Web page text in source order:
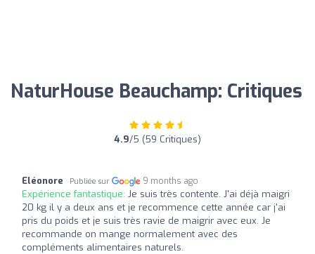
NaturHouse Beauchamp: Critiques
4.9/5 (59 Critiques)
Eléonore Publiée sur 9 months ago
Expérience fantastique: Je suis très contente. J'ai déjà maigri
20 kg il y a deux ans et je recommence cette année car j'ai
pris du poids et je suis très ravie de maigrir avec eux. Je
recommande on mange normalement avec des
compléments alimentaires naturels.